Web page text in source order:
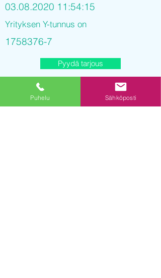
03.08.2020 11 :54:15
Yrityksen Y-tunnus on
1758376-7
Pyydä tarjous
Puhelu Sähköposti